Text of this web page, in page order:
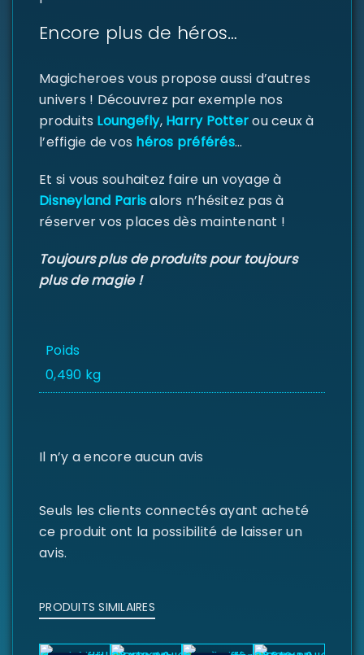
Se souvenir de moi
SE CONNECTER
DE PASSE PERDU ?
Encore plus de héros…
Magicheroes vous propose aussi d’autres
univers ! Découvrez par exemple nos
produits Loungefly,Harry Potterou ceux à
l’effigie de vos héros préférés…
Et si vous souhaitez faire un voyage à
Disneyland Parisalors n’hésitez pas à
réserver vos places dès maintenant !
Toujours plus de produits pour toujours
plus de magie !
Poids
0,490 kg
Il n’y a encore aucun avis
Seuls les clients connectés ayant acheté
ce produit ont la possibilité de laisser un
avis.
PRODUITS SIMILAIRES